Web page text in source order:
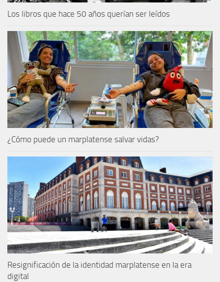
Los libros que hace 50 años querían ser leídos
¿Cómo puede un marplatense salvar vidas?
Resignificación de la identidad marplatense en la era
digital